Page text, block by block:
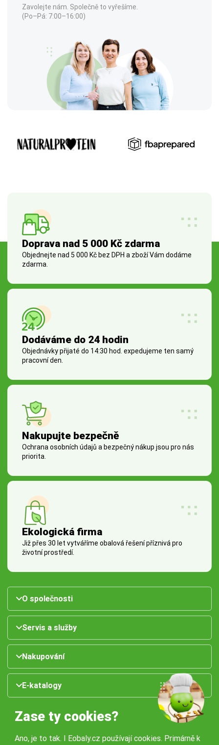
Zavolejte nám. Společně to vyřešíme.
(Po–Pá: 7:00–16:00)
Doprava nad 5 000 Kč zdarma
Objednejte nad 5 000 Kč bez DPH a zboží Vám dodáme
zdarma.
Dodáváme do 24 hodin
Objednávky přijaté do 14:30 hod. expedujeme ten samý
pracovní den.
Nakupujte bezpečně
Ochrana osobních údajů a bezpečný nákup jsou pro nás
priorita.
Ekologická firma
Již přes 30 let vytváříme obalová řešení příznivá pro
životní prostředí.
O společnosti
Servis a služby
Nakupování
E-katalogy
Zase ty cookies?
Ano, je to tak. I Eobaly.cz používají cookies. Primárně k